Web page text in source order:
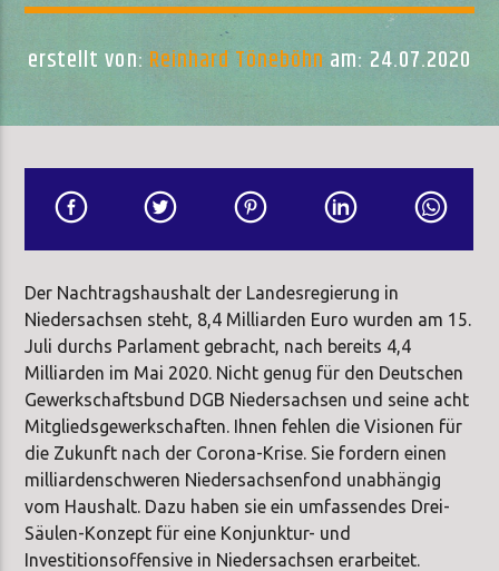
erstellt von: Reinhard Töneböhn am: 24.07.2020
Der Nachtragshaushalt der Landesregierung in
Niedersachsen steht, 8,4 Milliarden Euro wurden am 15.
Juli durchs Parlament gebracht, nach bereits 4,4
Milliarden im Mai 2020. Nicht genug für den Deutschen
Gewerkschaftsbund DGB Niedersachsen und seine acht
Mitgliedsgewerkschaften. Ihnen fehlen die Visionen für
die Zukunft nach der Corona-Krise. Sie fordern einen
milliardenschweren Niedersachsenfond unabhängig
vom Haushalt. Dazu haben sie ein umfassendes Drei-
Säulen-Konzept für eine Konjunktur- und
Investitionsoffensive in Niedersachsen erarbeitet.